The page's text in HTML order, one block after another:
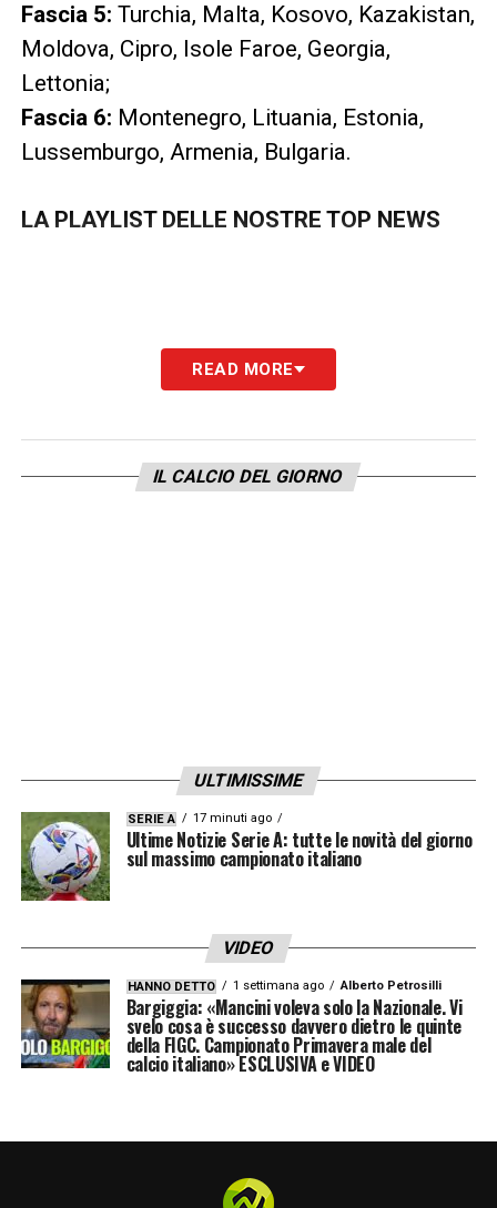
Fascia 5: Turchia, Malta, Kosovo, Kazakistan,
Moldova, Cipro, Isole Faroe, Georgia,
Lettonia;
Fascia 6: Montenegro, Lituania, Estonia,
Lussemburgo, Armenia, Bulgaria.
LA PLAYLIST DELLE NOSTRE TOP NEWS
READ MORE
IL CALCIO DEL GIORNO
ULTIMISSIME
SERIE A 17 minuti ago
Ultime Notizie Serie A: tutte le novità del giorno
sul massimo campionato italiano
VIDEO
HANNO DETTO 1 settimana ago Alberto Petrosilli
Bargiggia: «Mancini voleva solo la Nazionale. Vi
svelo cosa è successo davvero dietro le quinte
della FIGC. Campionato Primavera male del
calcio italiano» ESCLUSIVA e VIDEO